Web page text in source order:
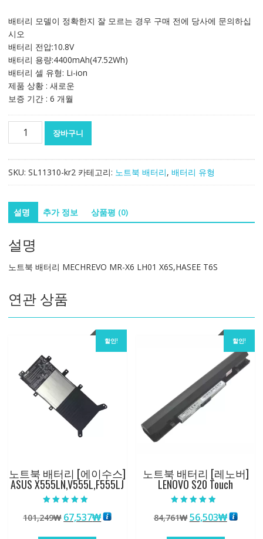
격:
격:
배터리 모델이 정확한지 잘 모르는 경우 구매 전에 당사에 문의하십
시오
배터리 전압:10.8V
배터리 용량:4400mAh(47.52Wh)
배터리 셀 유형: Li-ion
제품 상황 : 새로운
보증 기간 : 6 개월
터
MECHREVO
MR-
LH01
X6S,HASEE
T6S
량
장바구니
SKU: SL11310-kr2 카테고리: 노트북 배터리, 배터리 유형
설명 추가 정보 상품평 (0)
설명
노트북 배터리 MECHREVO MR-X6 LH01 X6S,HASEE T6S
연관 상품
할인!
노트북 배터리 [에이수스]
ASUS X555LN,V555L,F555LJ
5.00
로 평가됨
101,249₩ 원
67,537₩현
할인!
노트북 배터리 [레노버]
LENOVO S20 Touch
4.50
로 평가됨
84,761₩ 원
56,503₩현